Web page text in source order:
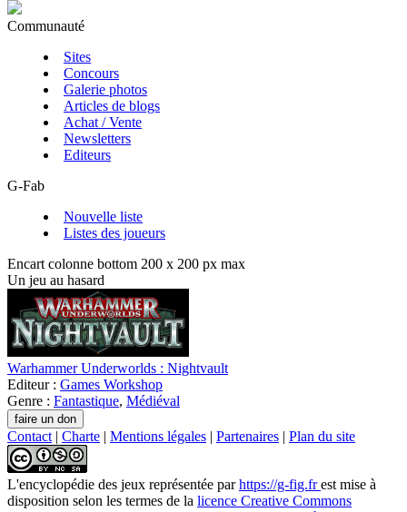
Communauté
Sites
Concours
Galerie photos
Articles de blogs
Achat / Vente
Newsletters
Editeurs
G-Fab
Nouvelle liste
Listes des joueurs
Encart colonne bottom 200 x 200 px max
Un jeu au hasard
Warhammer Underworlds : Nightvault
Editeur : Games Workshop
Genre : Fantastique, Médiéval
Contact | Charte | Mentions légales | Partenaires | Plan du site
L'encyclopédie des jeux représentée parhttps://g-fig.frest mise à
disposition selon les termes de la licence Creative Commons